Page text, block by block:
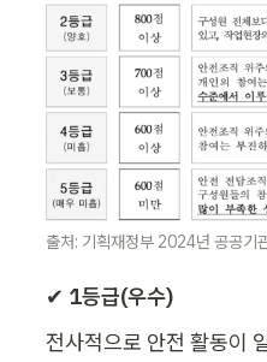
출처: 기획재정부 2024년 공공기
✔ 1등급(우수)
전사적으로 안전 활동이